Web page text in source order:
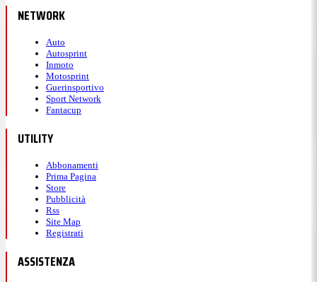
NETWORK
Auto
Autosprint
Inmoto
Motosprint
Guerinsportivo
Sport Network
Fantacup
UTILITY
Abbonamenti
Prima Pagina
Store
Pubblicità
Rss
Site Map
Registrati
ASSISTENZA